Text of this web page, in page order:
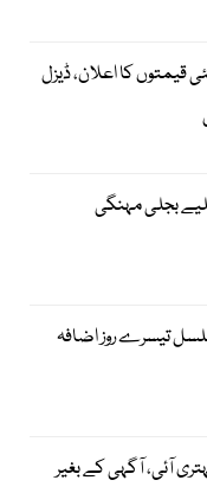
قیمتوں کا اعلان، ڈیزل
بجلی مہنگی
تیسرے روز اضافہ
آئی، آگہی کے بغیر